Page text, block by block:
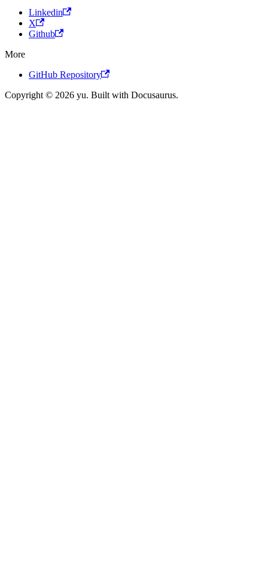
Linkedin
X
Github
More
GitHub Repository
Copyright © 2026 yu. Built with Docusaurus.